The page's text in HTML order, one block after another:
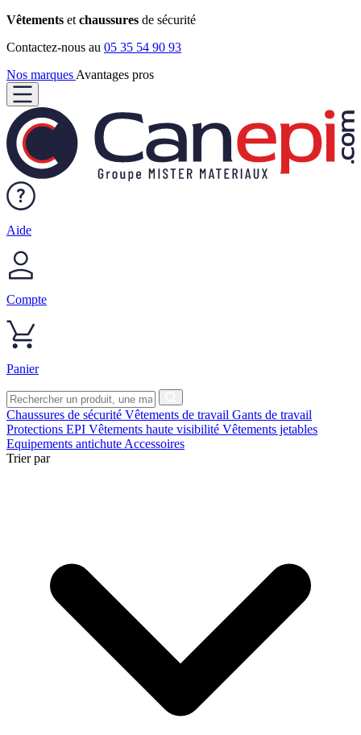
Vêtements et chaussures de sécurité
Contactez-nous au 05 35 54 90 93
Nos marques Avantages pros
Aide
Compte
Panier
Chaussures de sécurité Vêtements de travail Gants de travail
Protections EPI Vêtements haute visibilité Vêtements jetables
Equipements antichute Accessoires
Trier par